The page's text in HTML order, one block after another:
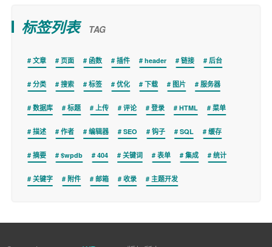
标签列表 TAG
文章 页面 函数 插件 header 链接 后台
分类 搜索 标签 优化 下载 图片 服务器
数据库 标题 上传 评论 登录 HTML 菜单
描述 作者 编辑器 SEO 钩子 SQL 缓存
摘要 $wpdb 404 关键词 表单 集成 统计
关键字 附件 邮箱 收录 主题开发